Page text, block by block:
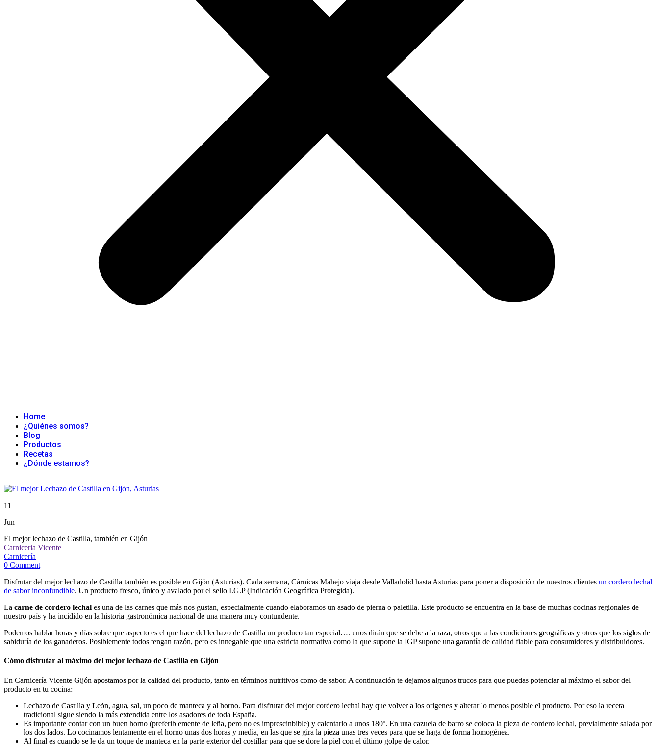
Home
¿Quiénes somos?
Blog
Productos
Recetas
¿Dónde estamos?
11
Jun
El mejor lechazo de Castilla, también en Gijón
Carniceria Vicente
Carnicería
0 Comment
Disfrutar del mejor lechazo de Castilla también es posible en Gijón (Asturias). Cada semana, Cárnicas Mahejo viaja desde Valladolid hasta Asturias para poner a disposición de nuestros clientes un cordero lechal
de sabor inconfundible. Un producto fresco, único y avalado por el sello I.G.P (Indicación Geográfica Protegida).
La carne de cordero lechal es una de las carnes que más nos gustan, especialmente cuando elaboramos un asado de pierna o paletilla. Este producto se encuentra en la base de muchas cocinas regionales de
nuestro país y ha incidido en la historia gastronómica nacional de una manera muy contundente.
Podemos hablar horas y días sobre que aspecto es el que hace del lechazo de Castilla un produco tan especial…. unos dirán que se debe a la raza, otros que a las condiciones geográficas y otros que los siglos de
sabiduría de los ganaderos. Posiblemente todos tengan razón, pero es innegable que una estricta normativa como la que supone la IGP supone una garantía de calidad fiable para consumidores y distribuidores.
Cómo disfrutar al máximo del mejor lechazo de Castilla en Gijón
En Carnicería Vicente Gijón apostamos por la calidad del producto, tanto en términos nutritivos como de sabor. A continuación te dejamos algunos trucos para que puedas potenciar al máximo el sabor del
producto en tu cocina:
Lechazo de Castilla y León, agua, sal, un poco de manteca y al horno. Para disfrutar del mejor cordero lechal hay que volver a los orígenes y alterar lo menos posible el producto. Por eso la receta
tradicional sigue siendo la más extendida entre los asadores de toda España.
Es importante contar con un buen horno (preferiblemente de leña, pero no es imprescinbible) y calentarlo a unos 180º. En una cazuela de barro se coloca la pieza de cordero lechal, previalmente salada por
los dos lados. Lo cocinamos lentamente en el horno unas dos horas y media, en las que se gira la pieza unas tres veces para que se haga de forma homogénea.
Al final es cuando se le da un toque de manteca en la parte exterior del costillar para que se dore la piel con el último golpe de calor.